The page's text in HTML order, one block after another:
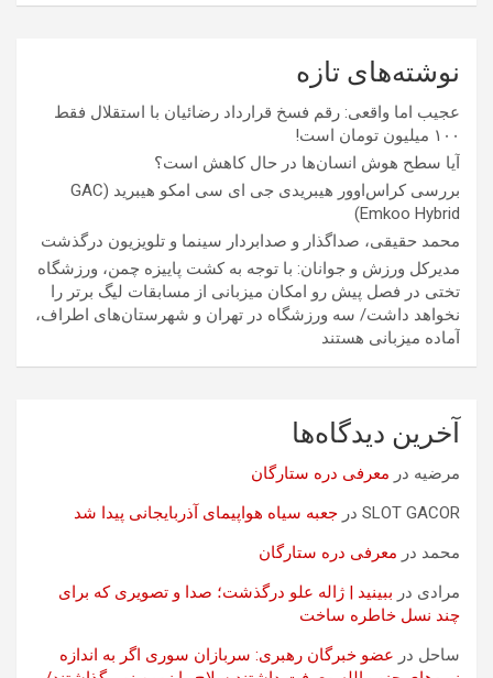
نوشته‌های تازه
عجیب اما واقعی: رقم فسخ قرارداد رضائیان با استقلال فقط
۱۰۰ میلیون تومان است!
آیا سطح هوش انسان‌ها در حال کاهش است؟
بررسی کراس‌اوور هیبریدی جی ای سی امکو هیبرید (GAC
Emkoo Hybrid)
محمد حقیقی، صداگذار و صدابردار سینما و تلویزیون درگذشت
مدیرکل ورزش و جوانان: با توجه به کشت پاییزه چمن، ورزشگاه
تختی در فصل پیش رو امکان میزبانی از مسابقات لیگ برتر را
نخواهد داشت/ سه ورزشگاه در تهران و شهرستان‌های اطراف،
آماده میزبانی هستند
آخرین دیدگاه‌ها
مرضیه در معرفی دره ستارگان
SLOT GACOR در جعبه سیاه هواپیمای آذربایجانی پیدا شد
محمد در معرفی دره ستارگان
مرادی در ببینید | ژاله علو درگذشت؛ صدا و تصویری که برای
چند نسل خاطره ساخت
ساحل در عضو خبرگان رهبری: سربازان سوری اگر به اندازه